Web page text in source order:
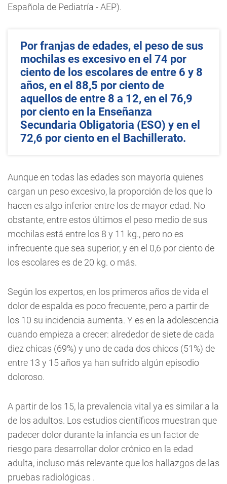
Española de Pediatría - AEP).
Por franjas de edades, el peso de sus
mochilas es excesivo en el 74 por
ciento de los escolares de entre 6 y 8
años, en el 88,5 por ciento de
aquellos de entre 8 a 12, en el 76,9
por ciento en la Enseñanza
Secundaria Obligatoria (ESO) y en el
72,6 por ciento en el Bachillerato.
Aunque en todas las edades son mayoría quienes
cargan un peso excesivo, la proporción de los que lo
hacen es algo inferior entre los de mayor edad. No
obstante, entre estos últimos el peso medio de sus
mochilas está entre los 8 y 11 kg., pero no es
infrecuente que sea superior, y en el 0,6 por ciento de
los escolares es de 20 kg. o más.
Según los expertos, en los primeros años de vida el
dolor de espalda es poco frecuente, pero a partir de
los 10 su incidencia aumenta. Y es en la adolescencia
cuando empieza a crecer: alrededor de siete de cada
diez chicas (69%) y uno de cada dos chicos (51%) de
entre 13 y 15 años ya han sufrido algún episodio
doloroso.
A partir de los 15, la prevalencia vital ya es similar a la
de los adultos. Los estudios científicos muestran que
padecer dolor durante la infancia es un factor de
riesgo para desarrollar dolor crónico en la edad
adulta, incluso más relevante que los hallazgos de las
pruebas radiológicas .